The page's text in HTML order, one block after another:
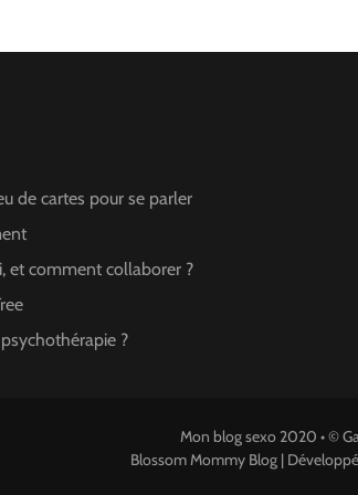
de cartes pour se parler
et comment collaborer ?
?
Mon blog sexo 2020 • ©
Blossom Mommy Blog |